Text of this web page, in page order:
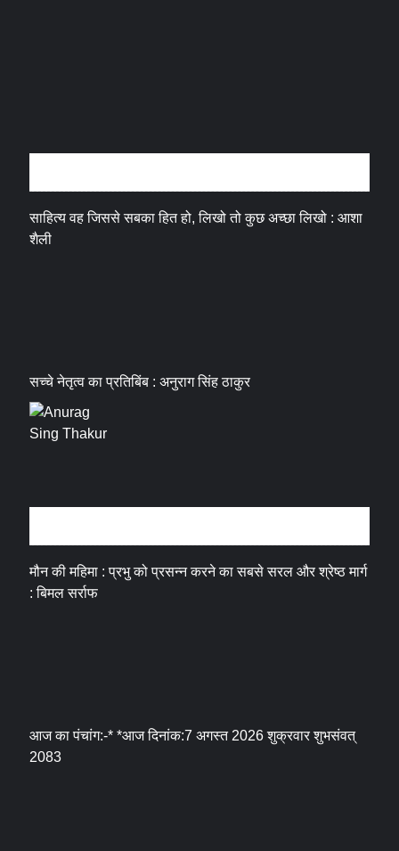
साहित्य वह जिससे सबका हित हो, लिखो तो कुछ अच्छा लिखो : आशा
शैली
सच्चे नेतृत्व का प्रतिबिंब : अनुराग सिंह ठाकुर
मौन की महिमा : प्रभु को प्रसन्न करने का सबसे सरल और श्रेष्ठ मार्ग
: बिमल सर्राफ
आज का पंचांग:-* *आज दिनांक:7 अगस्त 2026 शुक्रवार शुभसंवत्
2083